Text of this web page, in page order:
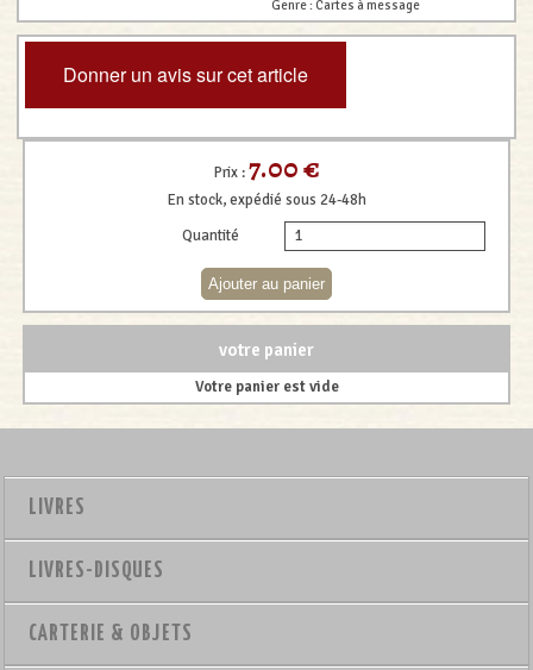
Genre :Cartes à message
Donner un avis sur cet article
Prix :7.00 €
En stock, expédié sous 24-48h
Quantité
votre panier
Votre panier est vide
LIVRES
LIVRES-DISQUES
CARTERIE & OBJETS